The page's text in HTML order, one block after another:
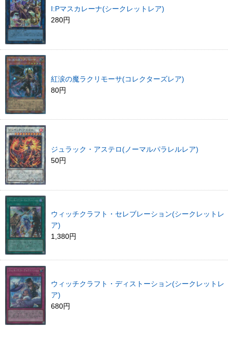
I:Pマスカレーナ(シークレットレア)
280円
紅涙の魔ラクリモーサ(コレクターズレア)
80円
ジュラック・アステロ(ノーマルパラレルレア)
50円
ウィッチクラフト・セレブレーション(シークレットレ
ア)
1,380円
ウィッチクラフト・ディストーション(シークレットレ
ア)
680円